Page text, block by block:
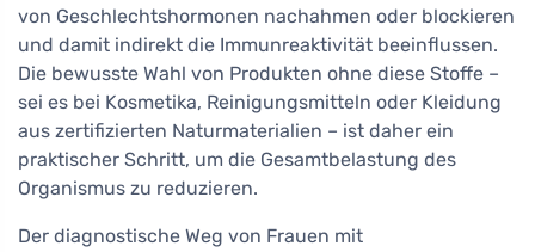
von Geschlechtshormonen nachahmen oder blockieren
und damit indirekt die Immunreaktivität beeinflussen.
Die bewusste Wahl von Produkten ohne diese Stoffe –
sei es bei Kosmetika, Reinigungsmitteln oder Kleidung
aus zertifizierten Naturmaterialien – ist daher ein
praktischer Schritt, um die Gesamtbelastung des
Organismus zu reduzieren.
Der diagnostische Weg von Frauen mit